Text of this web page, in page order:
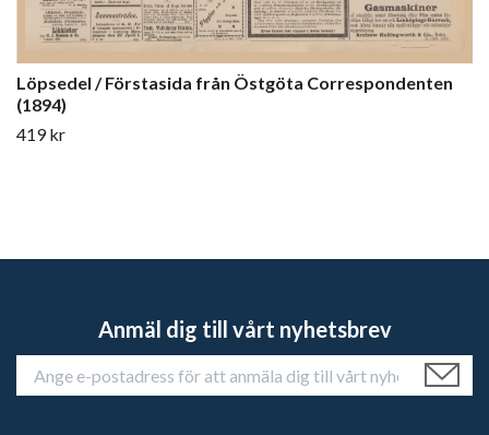
Löpsedel / Förstasida från Östgöta Correspondenten
(1894)
419 kr
Anmäl dig till vårt nyhetsbrev